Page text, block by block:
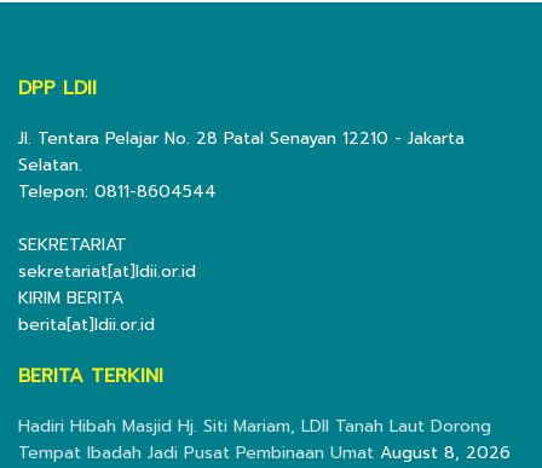
DPP LDII
Jl. Tentara Pelajar No. 28 Patal Senayan 12210 - Jakarta
Selatan.
Telepon: 0811-8604544
SEKRETARIAT
sekretariat[at]ldii.or.id
KIRIM BERITA
berita[at]ldii.or.id
BERITA TERKINI
Hadiri Hibah Masjid Hj. Siti Mariam, LDII Tanah Laut Dorong
Tempat Ibadah Jadi Pusat Pembinaan Umat August 8, 2026